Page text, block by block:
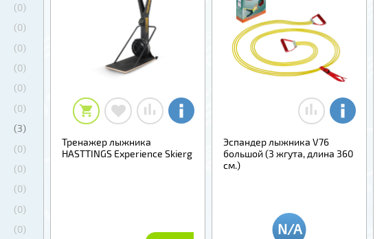
(0)
(0)
(0)
(0)
(0)
(0)
(3)
(0)
(0)
(0)
(0)
(0)
Тренажер лыжника
HASTTINGS Experience Skierg
Эспандер лыжника V76
большой (3 жгута, длина 360
см.)